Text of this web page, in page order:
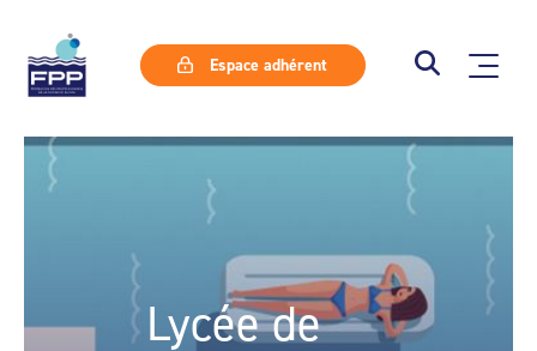
Espace adhérent
Lycée de